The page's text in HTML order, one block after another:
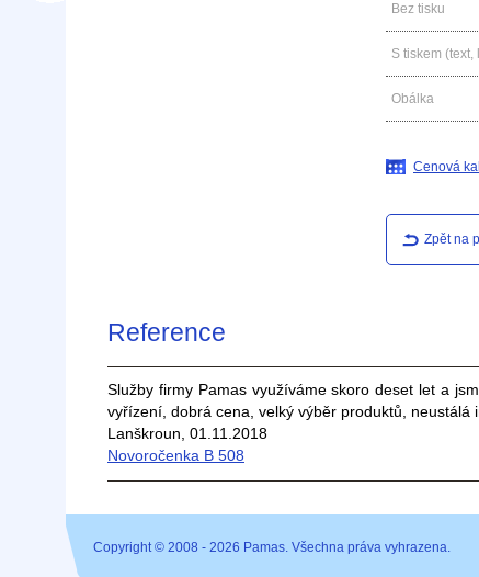
Bez tisku
S tiskem (text,
Obálka
Cenová
Zpět na
Reference
Služby firmy Pamas využíváme skoro deset let a
vyřízení, dobrá cena, velký výběr produktů, neustálá
Lanškroun, 01.11.2018
Novoročenka B 508
Copyright © 2008 - 2026 Pamas. Všechna práva vyhrazena.